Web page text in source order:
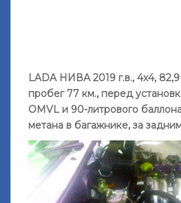
LADA НИВА 2019 г.в., 4х4, 82,9
пробег 77 км., перед
OMVL и 90-литрового
метана в багажнике, за